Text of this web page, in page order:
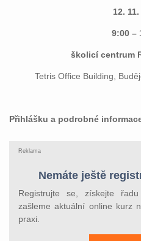
12.
9:00 –
školicí centrum
Tetris Office Building,
Přihlášku a podrobné
Reklama
Nemáte ještě
Registrujte se, získejte
zašleme aktuální online kurz
praxi.